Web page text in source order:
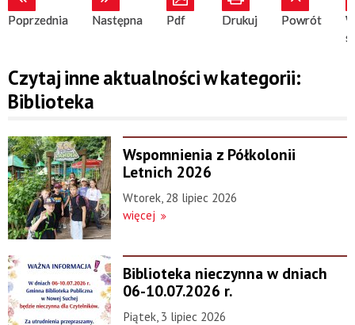
Poprzednia Następna Pdf Drukuj Powrót
Czytaj inne aktualności w kategorii:
Biblioteka
Wspomnienia z Półkolonii
Letnich 2026
Wtorek, 28 lipiec 2026
więcej
Biblioteka nieczynna w dniach
06-10.07.2026 r.
Piątek, 3 lipiec 2026